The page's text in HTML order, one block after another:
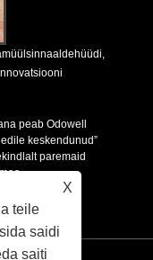
peab Odowell
keskendunud”
paremaid
X
teile
saidi
saiti